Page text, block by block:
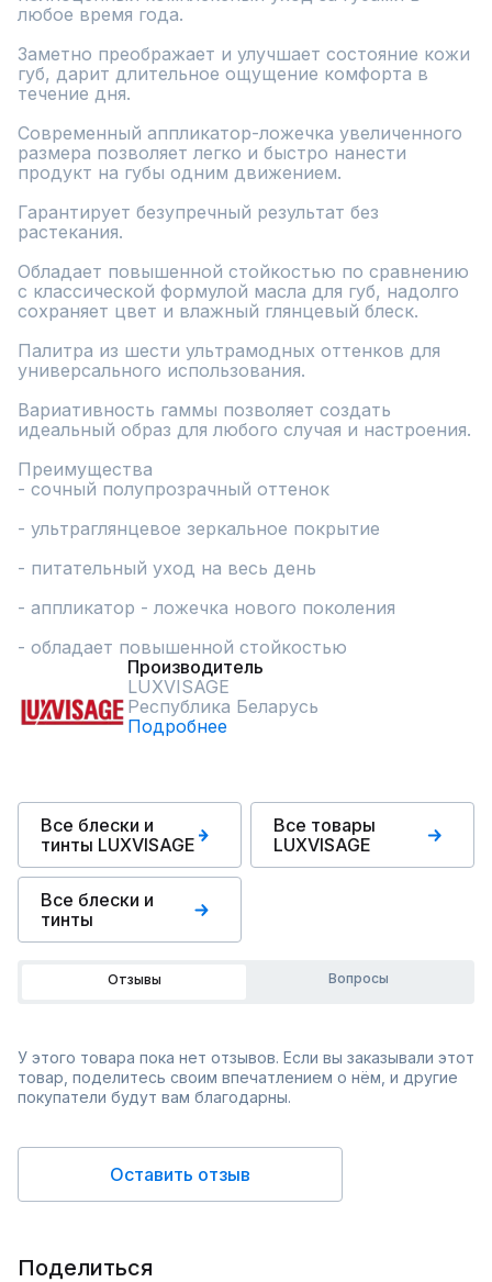
любое время года.
Заметно преображает и улучшает состояние кожи
губ, дарит длительное ощущение комфорта в
течение дня.
Современный аппликатор-ложечка увеличенного
размера позволяет легко и быстро нанести
продукт на губы одним движением.
Гарантирует безупречный результат без
растекания.
Обладает повышенной стойкостью по сравнению
с классической формулой масла для губ, надолго
сохраняет цвет и влажный глянцевый блеск.
Палитра из шести ультрамодных оттенков для
универсального использования.
Вариативность гаммы позволяет создать
идеальный образ для любого случая и настроения.
Преимущества
- сочный полупрозрачный оттенок
- ультраглянцевое зеркальное покрытие
- питательный уход на весь день
- аппликатор - ложечка нового поколения
- обладает повышенной стойкостью
Производитель
LUXVISAGE
Республика Беларусь
Подробнее
Все блески и
тинты LUXVISAGE
Все товары
LUXVISAGE
Все блески и
тинты
Отзывы Вопросы
У этого товара пока нет отзывов. Если вы заказывали этот
товар, поделитесь своим впечатлением о нём, и другие
покупатели будут вам благодарны.
Оставить отзыв
Поделиться